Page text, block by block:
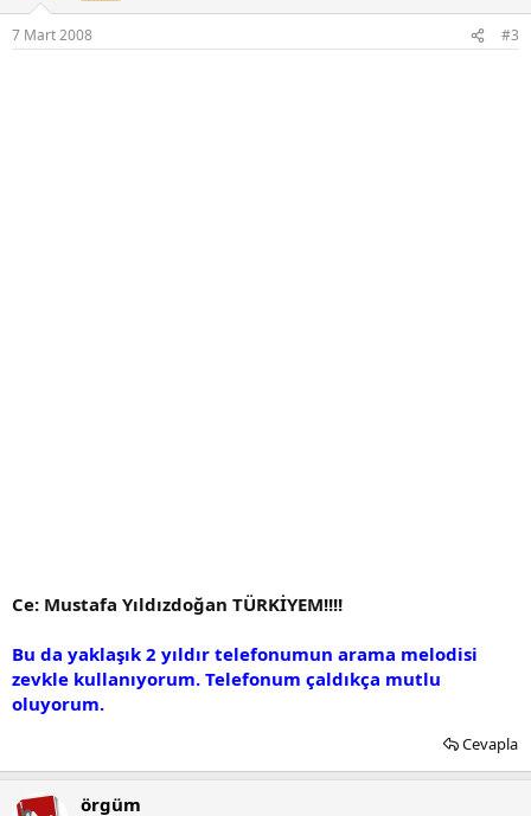
7 Mart 2008 #3
Ce: Mustafa Yıldızdoğan TÜRKİYEM!!!!
Bu da yaklaşık 2 yıldır telefonumun arama melodisi
zevkle kullanıyorum. Telefonum çaldıkça mutlu
oluyorum.
Cevapla
örgüm